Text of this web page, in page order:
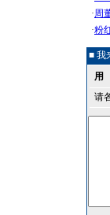
■ 我
用
请